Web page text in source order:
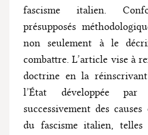
fascisme italien.
présupposés
non seulement à le
combattre. L’article vise à
doctrine en la
l’État développée
successivement des
du fascisme italien,